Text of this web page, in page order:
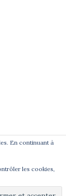
En continuant à
les cookies,